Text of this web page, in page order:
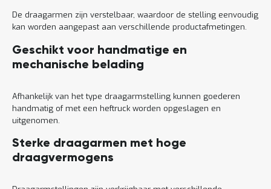
De draagarmen zijn verstelbaar, waardoor de stelling eenvoudig
kan worden aangepast aan verschillende productafmetingen.
Geschikt voor handmatige en
mechanische belading
Afhankelijk van het type draagarmstelling kunnen goederen
handmatig of met een heftruck worden opgeslagen en
uitgenomen.
Sterke draagarmen met hoge
draagvermogens